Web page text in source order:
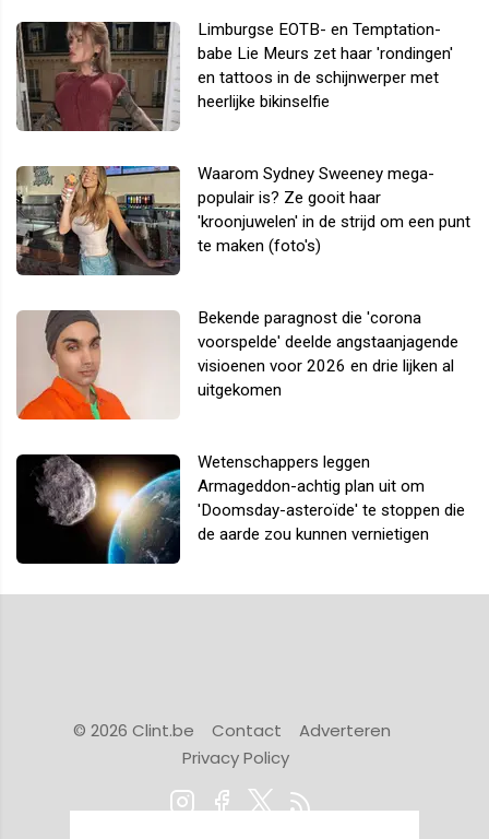
Limburgse EOTB- en Temptation-
babe Lie Meurs zet haar 'rondingen'
en tattoos in de schijnwerper met
heerlijke bikinselfie
Waarom Sydney Sweeney mega-
populair is? Ze gooit haar
'kroonjuwelen' in de strijd om een punt
te maken (foto's)
Bekende paragnost die 'corona
voorspelde' deelde angstaanjagende
visioenen voor 2026 en drie lijken al
uitgekomen
Wetenschappers leggen
Armageddon-achtig plan uit om
'Doomsday-asteroïde' te stoppen die
de aarde zou kunnen vernietigen
© 2026 Clint.be Contact
Adverteren
Privacy Policy